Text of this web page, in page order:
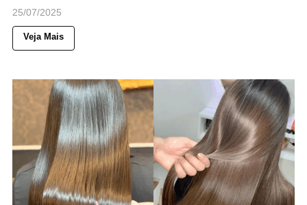
25/07/2025
Veja Mais